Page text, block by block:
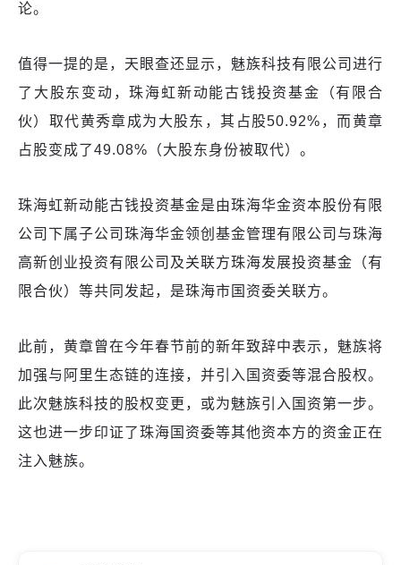
论。
值得一提的是，天眼查还显示，魅族科技有限公司进行
了大股东变动，珠海虹新动能古钱投资基金（有限合
伙）取代黄秀章成为大股东，其占股50.92%，而黄章
占股变成了49.08%（大股东身份被取代）。
珠海虹新动能古钱投资基金是由珠海华金资本股份有限
公司下属子公司珠海华金领创基金管理有限公司与珠海
高新创业投资有限公司及关联方珠海发展投资基金（有
限合伙）等共同发起，是珠海市国资委关联方。
此前，黄章曾在今年春节前的新年致辞中表示，魅族将
加强与阿里生态链的连接，并引入国资委等混合股权。
此次魅族科技的股权变更，或为魅族引入国资第一步。
这也进一步印证了珠海国资委等其他资本方的资金正在
注入魅族。